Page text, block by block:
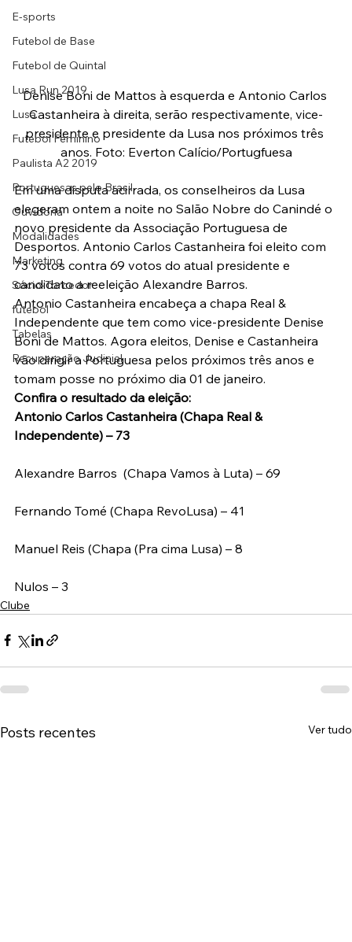
E-sports
Futebol de Base
Futebol de Quintal
Lusa Run 2019
Lusa
Futebol Feminino
Paulista A2 2019
Portuguesas pelo Brasil
Ouvidoria
Modalidades
Marketing
Sócio-Torcedor
futebol
Tabelas
Recuperação Judicial
Denise Boni de Mattos à esquerda e Antonio Carlos
Castanheira à direita, serão respectivamente, vice-
presidente e presidente da Lusa nos próximos três
anos. Foto: Everton Calício/Portugfuesa
Em uma disputa acirrada, os conselheiros da Lusa
elegeram ontem a noite no Salão Nobre do Canindé o
novo presidente da Associação Portuguesa de
Desportos. Antonio Carlos Castanheira foi eleito com
73 votos contra 69 votos do atual presidente e
candidato a reeleição Alexandre Barros.
Antonio Castanheira encabeça a chapa Real &
Independente que tem como vice-presidente Denise
Boni de Mattos. Agora eleitos, Denise e Castanheira
vão dirigir a Portuguesa pelos próximos três anos e
tomam posse no próximo dia 01 de janeiro.
Confira o resultado da eleição:
Antonio Carlos Castanheira (Chapa Real &
Independente) – 73
Alexandre Barros  (Chapa Vamos à Luta) – 69
Fernando Tomé (Chapa RevoLusa) – 41
Manuel Reis (Chapa (Pra cima Lusa) – 8
Nulos – 3
Clube
Posts recentes Ver tudo